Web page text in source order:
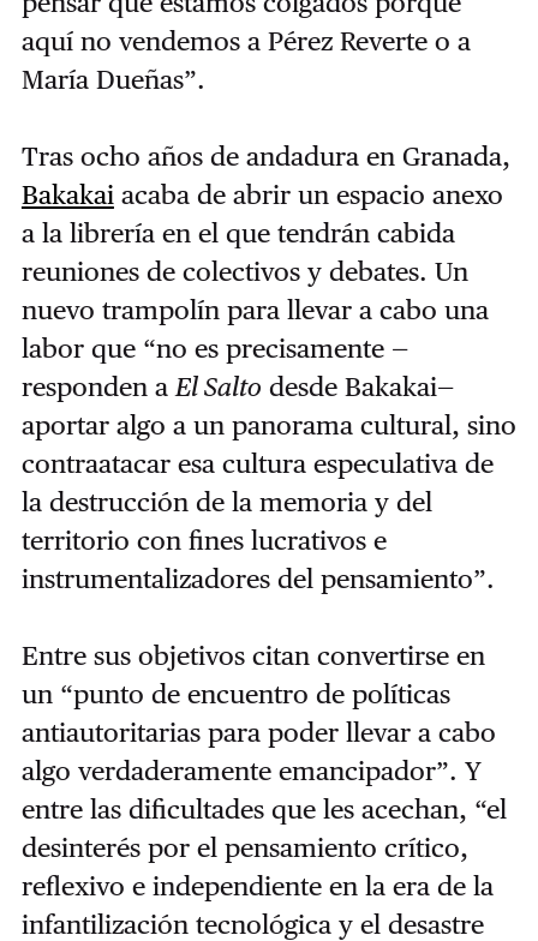
aquí no vendemos a Pérez Reverte o a
María Dueñas”.
Tras ocho años de andadura en Granada,
Bakakai acaba de abrir un espacio anexo
a la librería en el que tendrán cabida
reuniones de colectivos y debates. Un
nuevo trampolín para llevar a cabo una
labor que “no es precisamente —
responden a El Salto desde Bakakai—
aportar algo a un panorama cultural, sino
contraatacar esa cultura especulativa de
la destrucción de la memoria y del
territorio con fines lucrativos e
instrumentalizadores del pensamiento”.
Entre sus objetivos citan convertirse en
un “punto de encuentro de políticas
antiautoritarias para poder llevar a cabo
algo verdaderamente emancipador”. Y
entre las dificultades que les acechan, “el
desinterés por el pensamiento crítico,
reflexivo e independiente en la era de la
infantilización tecnológica y el desastre